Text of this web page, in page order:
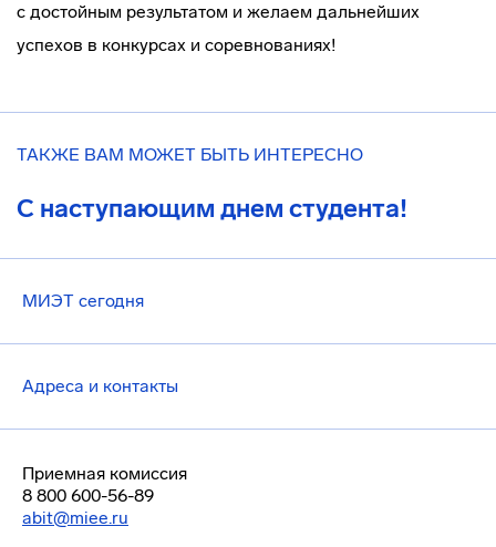
с достойным результатом и желаем дальнейших
успехов в конкурсах и соревнованиях!
ТАКЖЕ ВАМ МОЖЕТ БЫТЬ ИНТЕРЕСНО
С наступающим днем студента!
МИЭТ сегодня
Адреса и контакты
Приемная комиссия
8 800 600-56-89
abit@miee.ru